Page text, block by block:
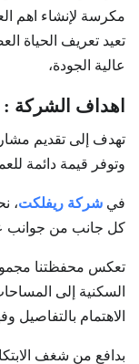
مكرسة لإنشاء اهم
تعيد تعريف الحياة
عالية الجودة،
اهداف الشركة :
تهدف إلى تقديم
وتوفر قيمة دائمة
في شركة ريفلكت،
كل جانب من جوانب
تعكس محفظتنا
السكنية إلى
الاهتمام
بدافع من شغف